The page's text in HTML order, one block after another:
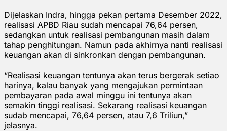
Dijelaskan Indra, hingga pekan pertama Desember 2022,
realisasi APBD Riau sudah mencapai 76,64 persen,
sedangkan untuk realisasi pembangunan masih dalam
tahap penghitungan. Namun pada akhirnya nanti realisasi
keuangan akan di sinkronkan dengan pembangunan.
“Realisasi keuangan tentunya akan terus bergerak setiao
harinya, kalau banyak yang mengajukan permintaan
pembayaran pada awal minggu ini tentunya akan
semakin tinggi realisasi. Sekarang realisasi keuangan
sudab mencapai, 76,64 persen, atau 7,6 Triliun,”
jelasnya.